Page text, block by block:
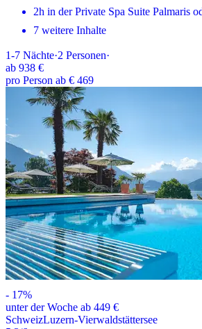
2h in der Private Spa Suite Palmaris
7 weitere Inhalte
1-7 Nächte·2 Personen·
ab 938 €
pro Person ab € 469
- 17%
unter der Woche ab 449 €
SchweizLuzern-Vierwaldstättersee